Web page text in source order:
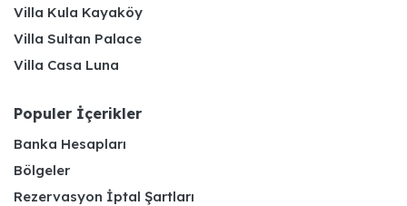
Villa Kula Kayaköy
Villa Sultan Palace
Villa Casa Luna
Populer İçerikler
Banka Hesapları
Bölgeler
Rezervasyon İptal Şartları